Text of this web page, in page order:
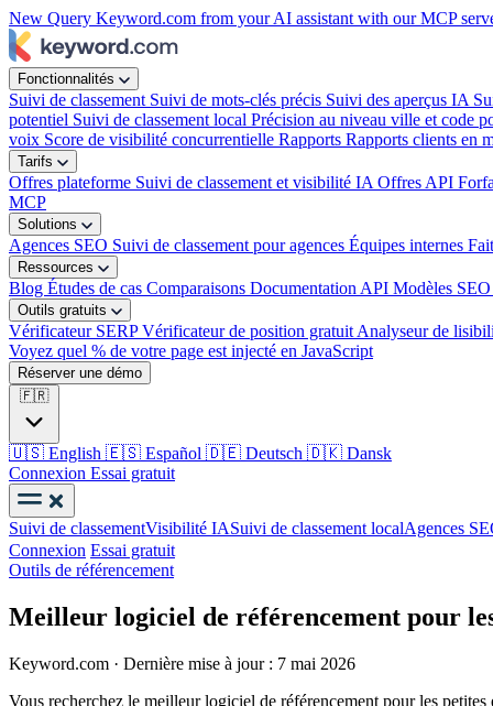
New Query Keyword.com from your AI assistant with our MCP
Fonctionnalités
Suivi de classement Suivi de mots-clés précis Suivi des aperçus IA
potentiel Suivi de classement local Précision au niveau ville et code
voix Score de visibilité concurrentielle Rapports Rapports clients en
Tarifs
Offres plateforme Suivi de classement et visibilité IA Offres API
MCP
Solutions
Agences SEO Suivi de classement pour agences Équipes internes
Ressources
Blog Études de cas Comparaisons Documentation API Modèles
Outils gratuits
Vérificateur SERPVérificateur de position gratuit Analyseur de
Voyez quel % de votre page est injecté en JavaScript
Réserver une démo
🇫🇷
🇺🇸 English 🇪🇸 Español 🇩🇪 Deutsch 🇩🇰 Dansk
Connexion Essai gratuit
Suivi de classementVisibilité IASuivi de classement localAgences
Connexion Essai gratuit
Outils de référencement
Meilleur logiciel de référencement pour
Keyword.com · Dernière mise à jour : 7 mai 2026
Vous recherchez le meilleur logiciel de référencement pour les